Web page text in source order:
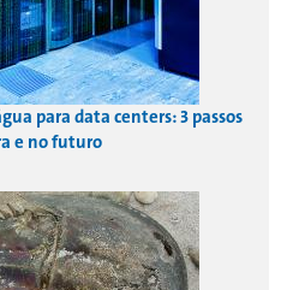
para data centers: 3 passos
e no futuro